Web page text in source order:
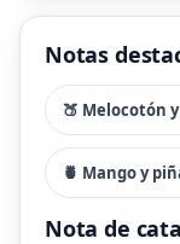
Notas
🍑 Melocotón y
🍍 Mango y
Nota de cata